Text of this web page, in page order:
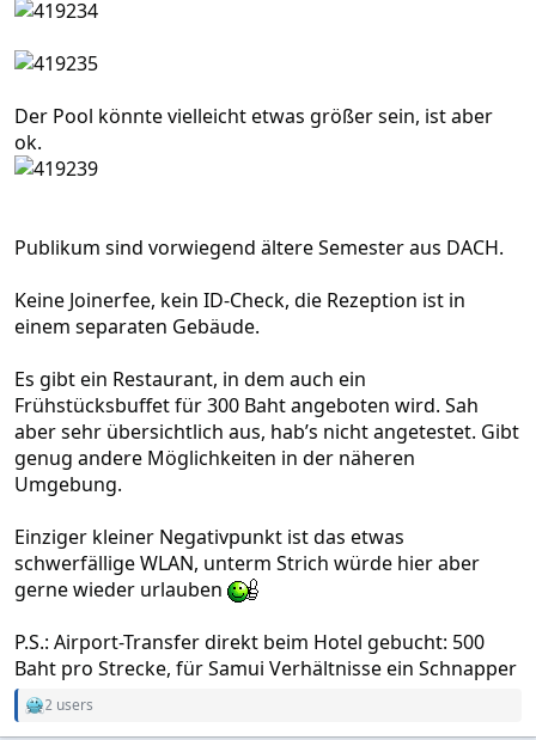
Der Pool könnte vielleicht etwas größer sein, ist aber
ok.
Publikum sind vorwiegend ältere Semester aus DACH.
Keine Joinerfee, kein ID-Check, die Rezeption ist in
einem separaten Gebäude.
Es gibt ein Restaurant, in dem auch ein
Frühstücksbuffet für 300 Baht angeboten wird. Sah
aber sehr übersichtlich aus, hab’s nicht angetestet. Gibt
genug andere Möglichkeiten in der näheren
Umgebung.
Einziger kleiner Negativpunkt ist das etwas
schwerfällige WLAN, unterm Strich würde hier aber
gerne wieder urlauben
P.S.: Airport-Transfer direkt beim Hotel gebucht: 500
Baht pro Strecke, für Samui Verhältnisse ein Schnapper
R
e
2 users